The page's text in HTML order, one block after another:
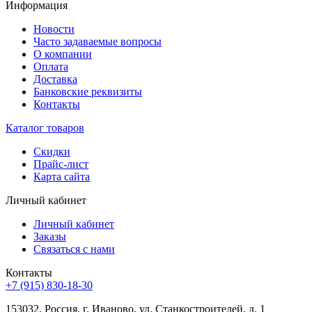
Информация
Новости
Часто задаваемые вопросы
О компании
Оплата
Доставка
Банковские реквизиты
Контакты
Каталог товаров
Скидки
Прайс-лист
Карта сайта
Личный кабинет
Личный кабинет
Заказы
Связаться с нами
Контакты
+7 (915) 830-18-30
153032, Россия, г. Иваново, ул. Станкостроителей, д. 1